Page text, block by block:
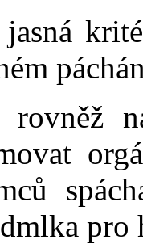
rovněž
pro